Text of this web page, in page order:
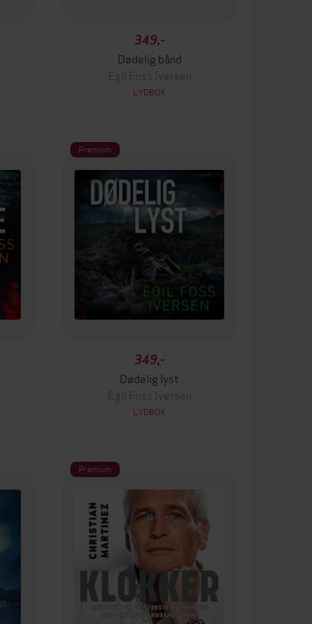
349,-
Dødelig bånd
Egil Foss Iversen
LYDBOK
Premium
349,-
Dødelig lyst
Egil Foss Iversen
LYDBOK
Premium